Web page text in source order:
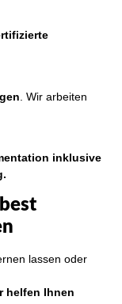
. Wir arbeiten
inklusive
lassen oder
helfen Ihnen